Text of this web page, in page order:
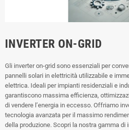
INVERTER ON-GRID
Gli inverter on-grid sono essenziali per
pannelli solari in elettricità utilizzabile e
elettrica. Ideali per impianti residenziali e
garantiscono massima efficienza,
di vendere l’energia in eccesso. Offriamo
tecnologia avanzata per il massimo
della produzione. Scopri la nostra gamma di